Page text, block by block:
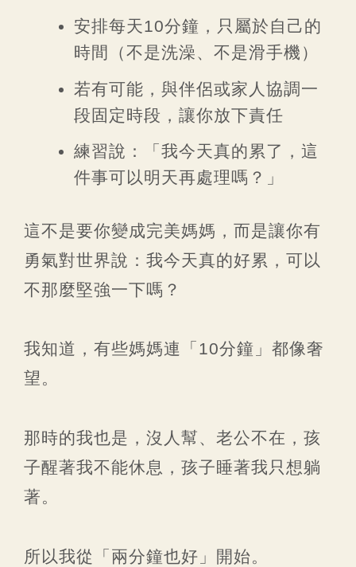
安排每天10分鐘，只屬於自己的
時間（不是洗澡、不是滑手機）
若有可能，與伴侶或家人協調一
段固定時段，讓你放下責任
練習說：「我今天真的累了，這
件事可以明天再處理嗎？」
這不是要你變成完美媽媽，而是讓你有
勇氣對世界說：我今天真的好累，可以
不那麼堅強一下嗎？
我知道，有些媽媽連「10分鐘」都像奢
望。
那時的我也是，沒人幫、老公不在，孩
子醒著我不能休息，孩子睡著我只想躺
著。
所以我從「兩分鐘也好」開始。